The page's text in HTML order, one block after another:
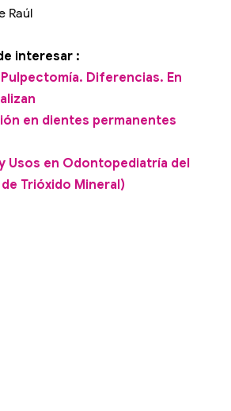
Raúl
interesar :
Diferencias. En
en dientes permanentes
Usos en Odontopediatría del
Trióxido Mineral)